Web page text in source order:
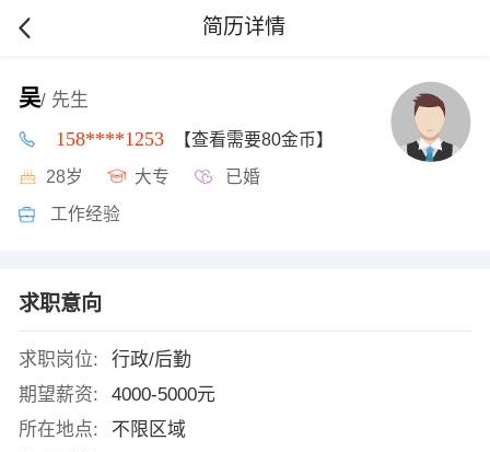
简历详情
吴/ 先生
158****1253 【查看需要80金币】
28岁 大专 已婚
工作经验
求职意向
求职岗位:
行政/后勤
期望薪资:
4000-5000元
所在地点:
不限区域